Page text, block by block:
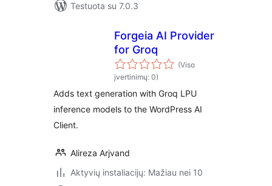
Testuota su 7.0.3
Forgeia AI Provider
for Groq
(Viso
įvertinimų: 0)
Adds text generation with Groq LPU
inference models to the WordPress AI
Client.
Alireza Arjvand
Aktyvių instaliacijų: Mažiau nei 10